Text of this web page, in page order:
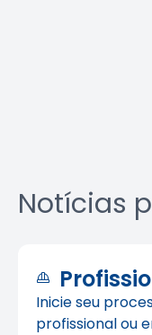
Notícias
Inicie seu
profissional ou